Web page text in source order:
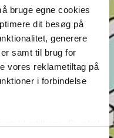
bruge egne cookies
dit besøg på
generere
samt til brug for
vores reklametiltag på
i forbindelse
And
Anders And Co.
Carl Barks
Gådeste
Fedtmule
Læselyst